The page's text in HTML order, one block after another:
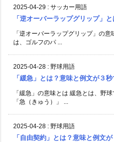
2025-04-29 : サッカー用語
「逆オーバーラップグリップ」
「逆オーバーラップグリップ」の
は、ゴルフのパ ...
2025-04-28 : 野球用語
「緩急」とは？意味と例文が３秒
「緩急」の意味とは 緩急とは、野
「急（きゅう）」 ...
2025-04-28 : 野球用語
「自由契約」とは？意味と例文が